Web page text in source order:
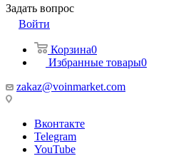
Задать вопрос
Войти
Корзина0
Избранные товары0
zakaz@voinmarket.com
Вконтакте
Telegram
YouTube